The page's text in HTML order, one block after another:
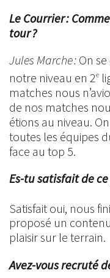
Le Courrier :
tour ?
Jules Marche : On
notre niveau en 2e
matches nous
de nos matches
étions au niveau.
toutes les équipes
face au top 5.
Es-tu satisfait de
Satisfait oui, nous
proposé un
plaisir sur le terrain.
Avez-vous recruté